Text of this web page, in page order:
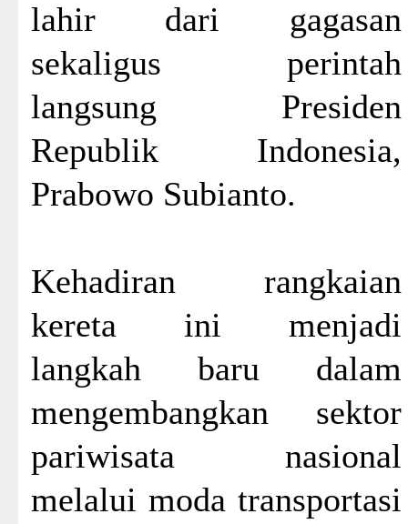
lahir dari gagasan
sekaligus perintah
langsung Presiden
Republik Indonesia,
Prabowo Subianto.
Kehadiran rangkaian
kereta ini menjadi
langkah baru dalam
mengembangkan sektor
pariwisata nasional
melalui moda transportasi